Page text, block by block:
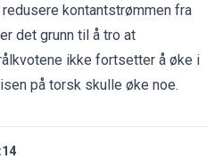
kontantstrømmen fra
det grunn til å tro at
ikke fortsetter å øke i
på torsk skulle øke noe.